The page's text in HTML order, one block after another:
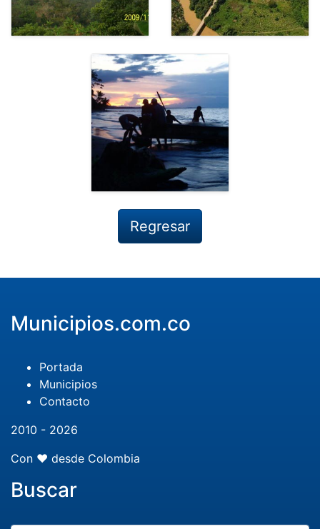
Regresar
Municipios.com.co
Portada
Municipios
Contacto
2010 - 2026
Con ❤️ desde Colombia
Buscar